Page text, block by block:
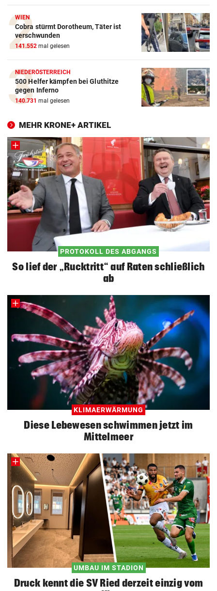
WIEN
Cobra stürmt Dorotheum, Täter ist
verschwunden
141.552 mal gelesen
NIEDERÖSTERREICH
500 Helfer kämpfen bei Gluthitze
gegen Inferno
140.731 mal gelesen
MEHR KRONE+ ARTIKEL
PROTOKOLL DES ABGANGS
So lief der „Rucktritt“ auf Raten schließlich
ab
KLIMAERWÄRMUNG
Diese Lebewesen schwimmen jetzt im
Mittelmeer
UMBAU IM STADION
Druck kennt die SV Ried derzeit einzig vom